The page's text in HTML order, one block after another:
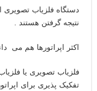
دستگاه فلزیاب تصویری
نتیجه گرفتن هستند .
اکثر اپراتورها هم می
فلزیاب تصویری یا
تفکیک پذیری برای